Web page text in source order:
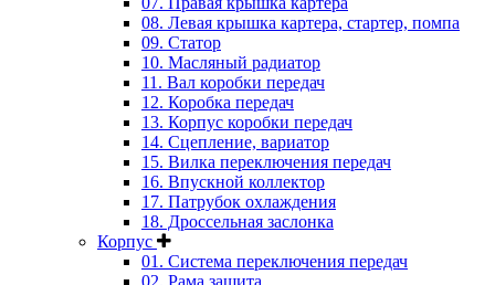
08. Левая крышка картера, стартер, помпа
09. Статор
10. Масляный радиатор
11. Вал коробки передач
12. Коробка передач
13. Корпус коробки передач
14. Сцепление, вариатор
15. Вилка переключения передач
16. Впускной коллектор
17. Патрубок охлаждения
18. Дроссельная заслонка
Корпус
01. Система переключения передач
02. Рама защита